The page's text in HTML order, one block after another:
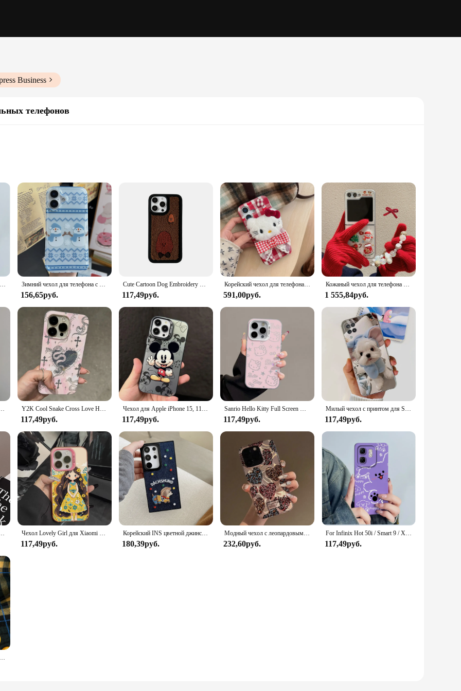
Business
телефонов
clean
Animal Face phone cases. These cases are not just accessories; they are a statement of your unique taste and love for animals. Crafted
that cushions your device from everyday bumps and drops. The durable silicone material ensures that your phone remains safe and
to your device.
of phone models, ensuring that you can find the perfect match for your device. Whether you're looking for a case for your iPhone,
cases are lightweight and easy to handle, making them perfect for daily use or for those on the go. They are also easy to clean,
day you bought it.
phone cases are an excellent choice for friends, family, or even as a treat for yourself. The cases come in sets, making them an ideal
vendor or supplier. The cheerful animal designs are sure to bring a smile to anyone's face, making them a delightful addition to any
animals and ensure that your phone stays protected in style.
For ITEL A50 Phone Case ItelA50 Cover Soft Silicone Sweet Painted Shell Cartoon Funda Lovely Printed Protective Casing Coque Зимний чехол для телефона с милым мультяшным снеговиком и снежинкой Love IMD для IPhone 16 15 Pro Max 14 13, милый противоударный чехол «все включено»
156,65руб.
Cute Cartoon Dog Embroidery Cover Funda For iPhone 16 Pro Max 15 Pro Lovely Soft Plush Case For iPhone 14 13 12 Fur Phone Case
117,49руб.
Корейский чехол для телефона с милой решеткой и пушистым мехом Hello Kitty Bow KT для iPhone 13, 12, 14, 15, 16 Pro Max, милый мультяшный KT, плюшевая задняя крышка
591,00руб.
Кожаный чехол для телефона с милым мультяшным 3D рождественским куклом для Samsung Galaxy Z Flip 6 Flip 5/4/3 Flip5 с покрытием в рамке, милый чехол-цепочка
1 555,84руб.
чехол для телефона для IPhone 16, 15, 14, 13 Pro Max 16Pro 15Pro, мягкий силиконовый чехол Y2K Cool Snake Cross Love Heart Gradient Soft Phone Case For iPhone 16 15 14 13 Pro Max 16 Stylish Punk Shockproof Back Cover
117,49руб.
Чехол для Apple iPhone 15, 11, 16, 13, 14 Pro Max, 12, 15 Plus, 11Pro
117,49руб.
Sanrio Hello Kitty Full Screen KT Phone Case For Realme Narzo 10A 20A 30A 50 50i Prime 70X N53 N55 N63 N65 Note 50 Lovely Cover
117,49руб.
Милый чехол с принтом для Samsung Galaxy A12 M12, Мягкая силиконовая задняя крышка из ТПУ для Samsung A12 M12 SM-A125F M125F, чехлы для телефонов
117,49руб.
16 Pro Max Funda iPhone 13 14 15 11 12 XR X XS 16promax 16pro, чехол со ремешком Чехол Lovely Girl для Xiaomi Redmi 14C 13C 13 4G 5G 13R 14R, чехол Redmi14C Redmi13C 4G Poco C75, противоударный чехол для телефона Funda
117,49руб.
Корейский INS цветной джинсовый мягкий чехол для телефона с вышивкой в горошек для Sumsung Galaxy S24 S23 Plus, ультра милый противоударный чехол
180,39руб.
Модный чехол с леопардовым принтом Love Heart для OnePlus Nord N300 N200 N20 5G N30 SE 4G Cool Girl Chain Laser Ripple Gloss Чехлы для телефонов
232,60руб.
For Infinix Hot 50i / Smart 9 / X6531 Phone Case Cover Silicone Sweet Painted Shell Funda Lovely Printed Shockproof Casing Coque
117,49руб.
Милый чехол с беспроводной зарядкой Chip & Dale Disney Glitter Magsafe для iPhone 13 14 15 16 Pro Max Love Milu deer Shake с магнитным держателем